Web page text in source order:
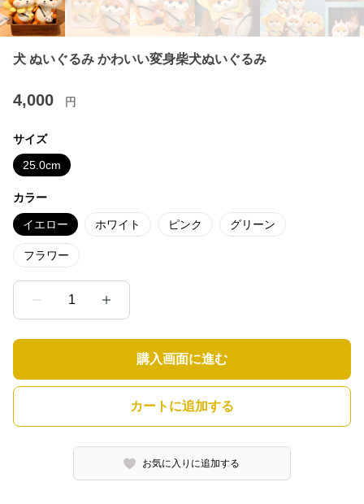
犬 ぬいぐるみ かわいい変身柴犬ぬいぐるみ
4,000 円
サイズ
25.0cm
カラー
イエロー ホワイト ピンク グリーン
フラワー
1
購入画面に進む
カートに追加する
お気に入りに追加する